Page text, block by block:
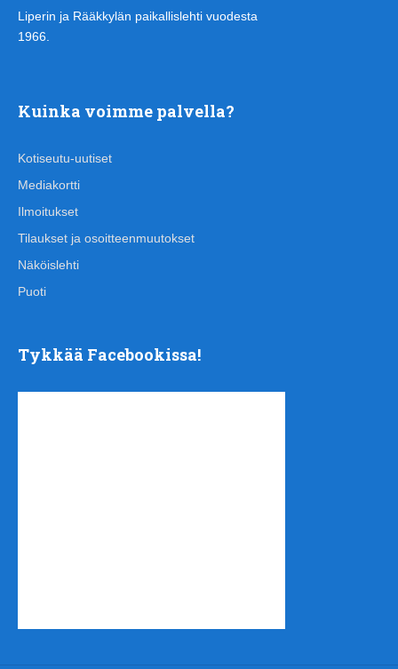
Liperin ja Rääkkylän paikallislehti vuodesta
1966.
Kuinka voimme palvella?
Kotiseutu-uutiset
Mediakortti
Ilmoitukset
Tilaukset ja osoitteenmuutokset
Näköislehti
Puoti
Tykkää Facebookissa!